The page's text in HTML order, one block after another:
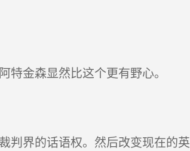
金森显然比这个更有野心。
判界的话语权。然后改变现在的英